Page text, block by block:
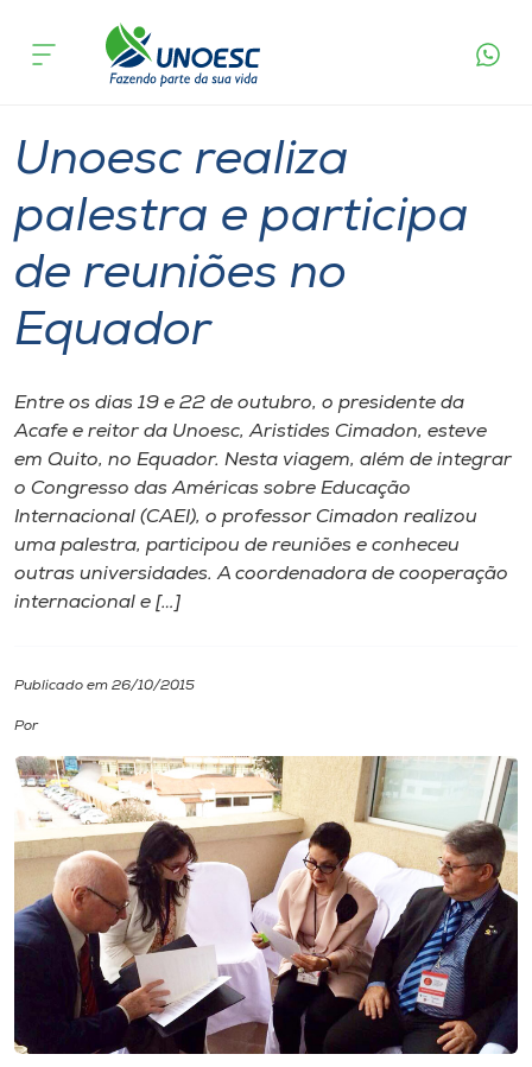
Cursos
Pesquisa
Atendimento ao Estudante
Portal de Ensino
A
Internacionalização
I.nova
Cultura
CPA
Biblioteca
Editora
acontece
Unoesc realiza
palestra e participa
de reuniões no
Equador
Entre os dias 19 e 22 de outubro, o presidente da
Acafe e reitor da Unoesc, Aristides Cimadon, esteve
em Quito, no Equador. Nesta viagem, além de integrar
o Congresso das Américas sobre Educação
Internacional (CAEI), o professor Cimadon realizou
uma palestra, participou de reuniões e conheceu
outras universidades. A coordenadora de cooperação
internacional e […]
Publicado em 26/10/2015
Por